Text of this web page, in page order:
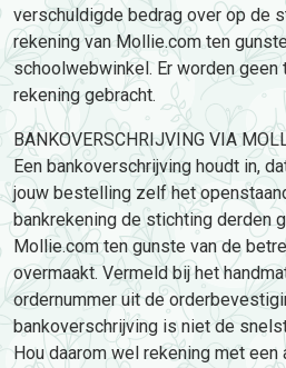
verschuldigde bedrag over op de
rekening van Mollie.com ten
schoolwebwinkel. Er worden
rekening gebracht.
BANKOVERSCHRIJVING VIA
Een bankoverschrijving houdt in,
jouw bestelling zelf het
bankrekening de stichting derden
Mollie.com ten gunste van de
overmaakt. Vermeld bij het
ordernummer uit de
bankoverschrijving is niet de
Hou daarom wel rekening met een